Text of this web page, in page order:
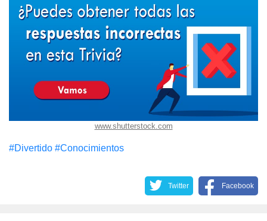
www.shutterstock.com
#Divertido #Conocimientos
Twitter Facebook